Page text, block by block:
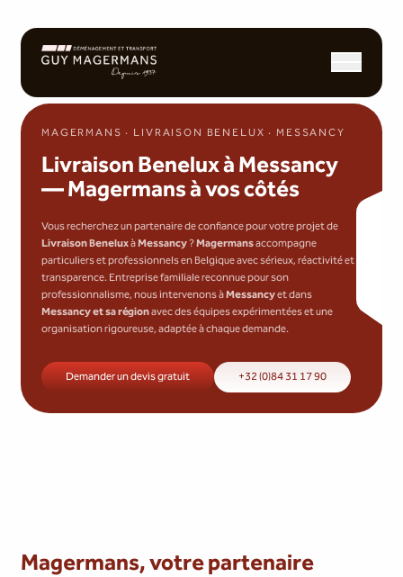
MAGERMANS · LIVRAISON BENELUX · MESSANCY
Livraison Benelux à Messancy
— Magermans à vos côtés
Vous recherchez un partenaire de confiance pour votre projet de
Livraison BeneluxàMessancy ?Magermansaccompagne
particuliers et professionnels en Belgique avec sérieux, réactivité et
transparence. Entreprise familiale reconnue pour son
professionnalisme, nous intervenons àMessancyet dans
Messancy et sa régionavec des équipes expérimentées et une
organisation rigoureuse, adaptée à chaque demande.
Demander un devis gratuit +32 (0)84 31 17 90
Magermans, votre partenaire